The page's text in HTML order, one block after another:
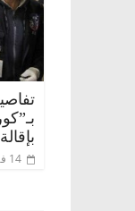
14 فبراير، 2020